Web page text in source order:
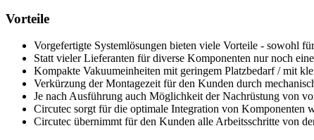
Vorteile
Vorgefertigte Systemlösungen bieten viele Vorteile - sowohl
Statt vieler Lieferanten für diverse Komponenten nur noch
Kompakte Vakuumeinheiten mit geringem Platzbedarf / mit
Verkürzung der Montagezeit für den Kunden durch
Je nach Ausführung auch Möglichkeit der Nachrüstung von
Circutec sorgt für die optimale Integration von Komponenten
Circutec übernimmt für den Kunden alle Arbeitsschritte von